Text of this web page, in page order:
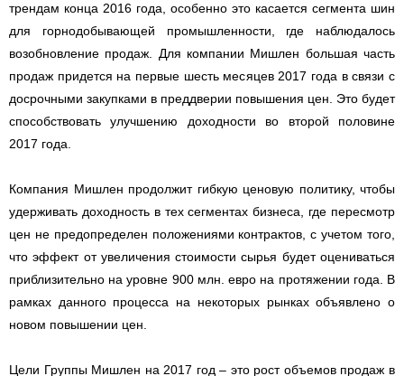
трендам конца 2016 года, особенно это касается сегмента шин
для горнодобывающей промышленности, где наблюдалось
возобновление продаж. Для компании Мишлен большая часть
продаж придется на первые шесть месяцев 2017 года в связи с
досрочными закупками в преддверии повышения цен. Это будет
способствовать улучшению доходности во второй половине
2017 года.
Компания Мишлен продолжит гибкую ценовую политику, чтобы
удерживать доходность в тех сегментах бизнеса, где пересмотр
цен не предопределен положениями контрактов, с учетом того,
что эффект от увеличения стоимости сырья будет оцениваться
приблизительно на уровне 900 млн. евро на протяжении года. В
рамках данного процесса на некоторых рынках объявлено о
новом повышении цен.
Цели Группы Мишлен на 2017 год – это рост объемов продаж в